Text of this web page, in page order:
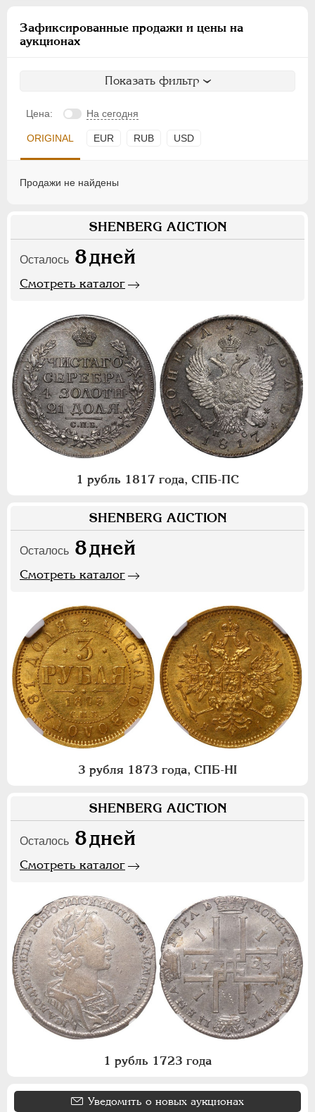
Зафиксированные продажи и цены на
аукционах
Показать фильтр
Цена: На сегодня
ORIGINAL EUR RUB USD
Продажи не найдены
SHENBERG AUCTION
Осталось 8дней
Смотреть каталог
1 рубль 1817 года, СПБ-ПС
SHENBERG AUCTION
Осталось 8дней
Смотреть каталог
3 рубля 1873 года, СПБ-НI
SHENBERG AUCTION
Осталось 8дней
Смотреть каталог
1 рубль 1723 года
Уведомить о новых аукционах